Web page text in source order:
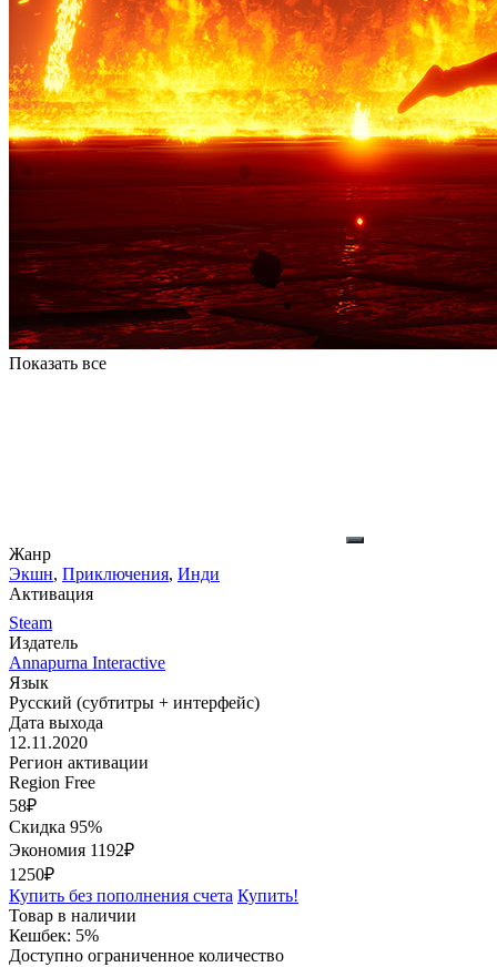
Показать все
Жанр
Экшн, Приключения, Инди
Активация
Steam
Издатель
Annapurna Interactive
Язык
Русский (субтитры + интерфейс)
Дата выхода
12.11.2020
Регион активации
Region Free
58₽
Скидка 95%
Экономия 1192₽
1250₽
Купить без пополнения счета Купить!
Товар в наличии
Кешбек: 5%
Доступно ограниченное количество